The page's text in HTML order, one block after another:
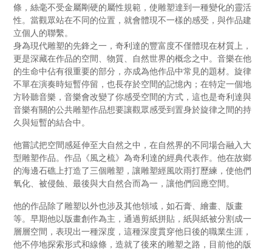
條，絲毫不受金屬剛硬的屬性規範，使雕塑達到一種變化的靈活
性。當觀眾站在不同的位置，就會體現不一樣的感受，與作品建
立個人的聯繫。
身為現代雕塑的先鋒之一，奇利達的豐富度不僅體現在材質上，
更是深藏在作品的空間、物質、自然世界的概念之中。音樂在他
的生命中佔有很重要的部分，亦成為他作品中常見的題材。旋律
不單在演奏時短暫停留，也長存於空間的記憶內；在特定一個地
方聆聽音樂，音樂會改變了你感受空間的方式，這也是奇利達與
音樂有關的公共雕塑作品想要讓觀眾感受到置身於旋律之間的持
久與短暫的結合中。
他嘗試把空間感延伸至大自然之中，在自然界的不同場合融入大
型雕塑作品。作品《風之梳》為奇利達的經典代表作。他在故鄉
的海邊石礁上打造了三個雕塑，讓雕塑經風吹雨打歷練，使他們
氧化、被侵蝕、最後與大自然合而為一，讓他們回應空間。
他的作品除了雕塑以外也涉及其他領域，如石膏、繪畫、版畫
等。早期他以版畫創作為主，通過剪紙拼貼，紙與紙被分割成一
層層空間，表現出一種深度，這種深度貫穿他日後的職業生涯，
他不停地探索形式和線條，造就了後來的雕塑之路，目前他的版